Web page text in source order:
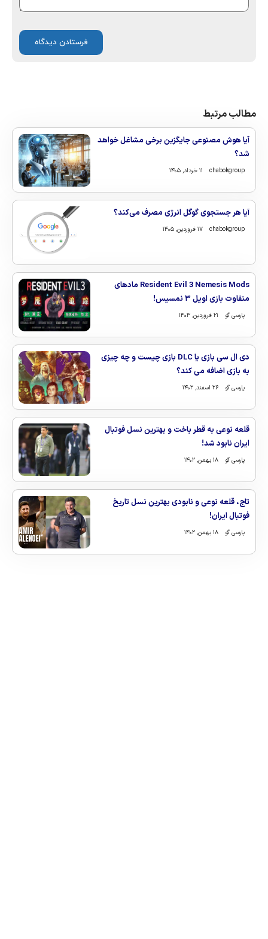
مطالب مرتبط
آیا هوش مصنوعی جایگزین برخی مشاغل خواهد
شد؟
chabokgroup ۱۱ خرداد, ۱۴۰۵
آیا هر جستجوی گوگل انرژی مصرف می‌کند؟
chabokgroup ۱۷ فروردین, ۱۴۰۵
Resident Evil 3 Nemesis Mods مادهای
متفاوت بازی اویل ۳ نمسیس!
پارسی گو ۲۱ فروردین, ۱۴۰۳
دی ال سی بازی یا DLC بازی چیست و چه چیزی
به بازی اضافه می کند؟
پارسی گو ۲۶ اسفند, ۱۴۰۲
قلعه نوعی به قطر باخت و بهترین نسل فوتبال
ایران نابود شد!
پارسی گو ۱۸ بهمن, ۱۴۰۲
تاج، قلعه نوعی و نابودی بهترین نسل تاریخ
فوتبال ایران!
پارسی گو ۱۸ بهمن, ۱۴۰۲